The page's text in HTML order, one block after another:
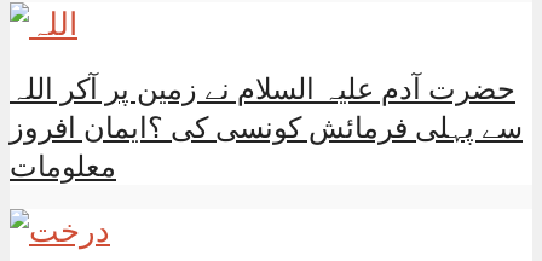
حضرت آدم علیہ السلام نے زمین پر آکر اللہ
سے پہلی فرمائش کونسی کی ؟ایمان افروز
معلومات